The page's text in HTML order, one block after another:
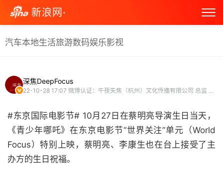
新浪网·
汽车本地生活旅游数码娱乐影视
深焦DeepFocus
22-10-28 17:07 微博认证：午夜失焦（杭州）文化传播有限公司 总监 影评人
#东京国际电影节# 10月27日在蔡明亮导演生日当天，
《青少年哪吒》在东京电影节“世界关注”单元（World
Focus）特别上映，蔡明亮、李康生也在台上接受了主
办方的生日祝福。